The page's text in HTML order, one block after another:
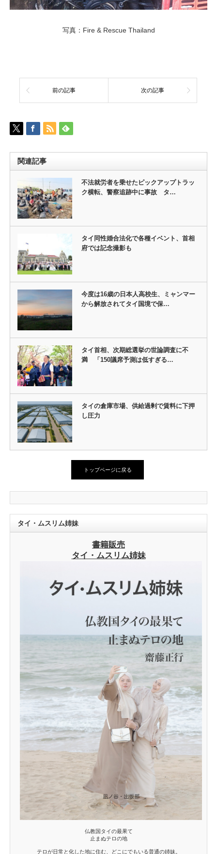
写真：Fire & Rescue Thailand
前の記事 次の記事
関連記事
不法就労者を乗せたピックアップトラッ
ク横転、警察追跡中に事故 タ…
タイ同性婚合法化で各種イベント、首相
府では記念撮影も
今度は16歳の日本人高校生、ミャンマー
から解放されてタイ国境で保…
タイ首相、次期総選挙の世論調査に不
満 「150議席予測は低すぎる…
タイの倉庫市場、供給過剰で賃料に下押
し圧力
トップページに戻る
タイ・ムスリム姉妹
書籍販売
タイ・ムスリム姉妹
仏教国タイの最果て
止まぬテロの地
テロが日常と化した地に住む、どこにでもいる普通の姉妹。